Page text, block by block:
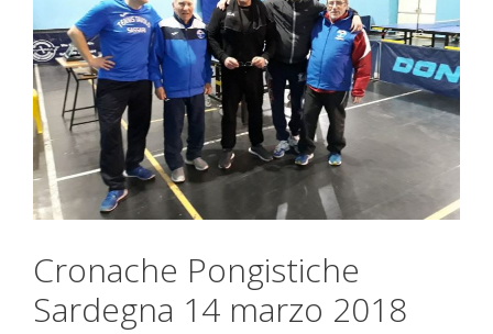
Cronache Pongistiche
Sardegna 14 marzo 2018